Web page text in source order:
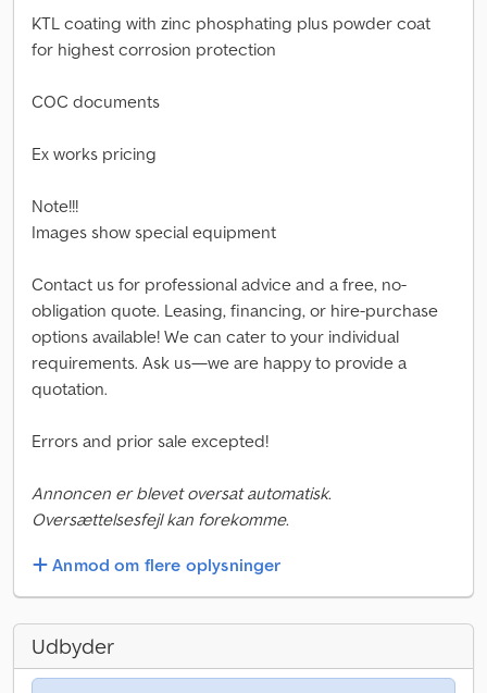
KTL coating with zinc phosphating plus powder coat
for highest corrosion protection
COC documents
Ex works pricing
Note!!!
Images show special equipment
Contact us for professional advice and a free, no-
obligation quote. Leasing, financing, or hire-purchase
options available! We can cater to your individual
requirements. Ask us—we are happy to provide a
quotation.
Errors and prior sale excepted!
Annoncen er blevet oversat automatisk.
Oversættelsesfejl kan forekomme.
Anmod om flere oplysninger
Udbyder